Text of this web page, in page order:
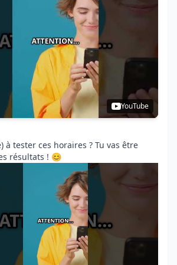
YouTube
à tester ces horaires ? Tu vas être
résultats ! 😊